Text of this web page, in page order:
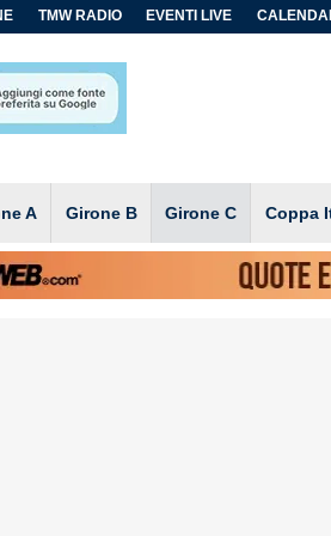
TMW RADIO EVENTI LIVE
A Girone B Girone C Coppa